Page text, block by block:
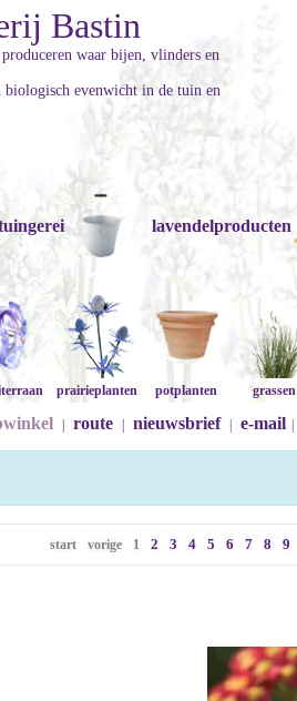
Bastin
waar bijen, vlinders en
biologisch evenwicht in de tuin en
lavendelproducten
prairieplanten potplanten grassen
route nieuwsbrief e-mail
start vorige 1 2 3 4 5 6 7 8 9